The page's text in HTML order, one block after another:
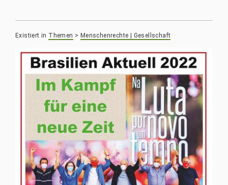
Existiert in Themen > Menschenrechte | Gesellschaft